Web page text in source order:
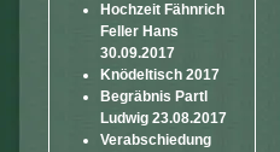
Hochzeit Fähnrich
Feller Hans
30.09.2017
Knödeltisch 2017
Begräbnis Partl
Ludwig 23.08.2017
Verabschiedung